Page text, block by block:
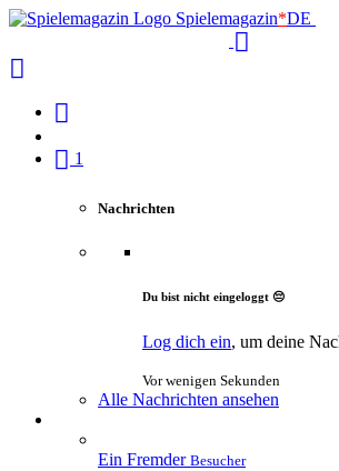
Spielemagazin*DE
1
Nachrichten
Du bist nicht eingeloggt 😔
Log dich ein, um deine
Vor wenigen Sekunden
Alle Nachrichten ansehen
Ein Fremder Besucher